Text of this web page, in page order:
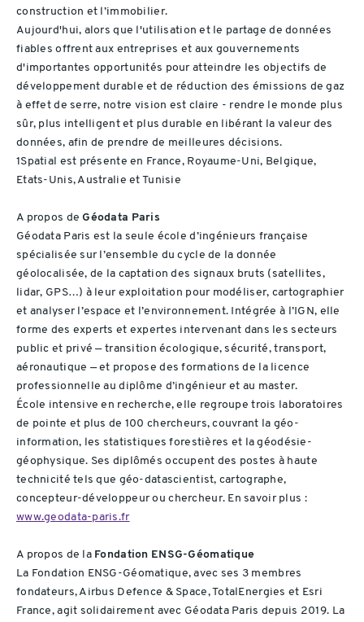
construction et l’immobilier.
Aujourd'hui, alors que l'utilisation et le partage de données
fiables offrent aux entreprises et aux gouvernements
d'importantes opportunités pour atteindre les objectifs de
développement durable et de réduction des émissions de gaz
à effet de serre, notre vision est claire - rendre le monde plus
sûr, plus intelligent et plus durable en libérant la valeur des
données, afin de prendre de meilleures décisions.
1Spatial est présente en France, Royaume-Uni, Belgique,
Etats-Unis, Australie et Tunisie
A propos deGéodata Paris
Géodata Paris est la seule école d’ingénieurs française
spécialisée sur l’ensemble du cycle de la donnée
géolocalisée, de la captation des signaux bruts (satellites,
lidar, GPS…) à leur exploitation pour modéliser, cartographier
et analyser l’espace et l’environnement. Intégrée à l’IGN, elle
forme des experts et expertes intervenant dans les secteurs
public et privé — transition écologique, sécurité, transport,
aéronautique — et propose des formations de la licence
professionnelle au diplôme d’ingénieur et au master.
École intensive en recherche, elle regroupe trois laboratoires
de pointe et plus de 100 chercheurs, couvrant la géo-
information, les statistiques forestières et la géodésie-
géophysique. Ses diplômés occupent des postes à haute
technicité tels que géo-datascientist, cartographe,
concepteur-développeur ou chercheur. En savoir plus :
www.geodata-paris.fr
A propos de la Fondation ENSG-Géomatique
La Fondation ENSG-Géomatique, avec ses 3 membres
fondateurs, Airbus Defence & Space, TotalEnergies et Esri
France, agit solidairement avec Géodata Paris depuis 2019. La